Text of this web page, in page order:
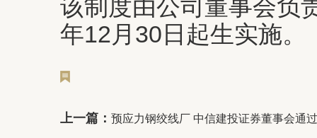
该制度由公司董事会负
年12月30日起生实施。
上一篇： 预应力钢绞线厂 中信建投证券董事会通